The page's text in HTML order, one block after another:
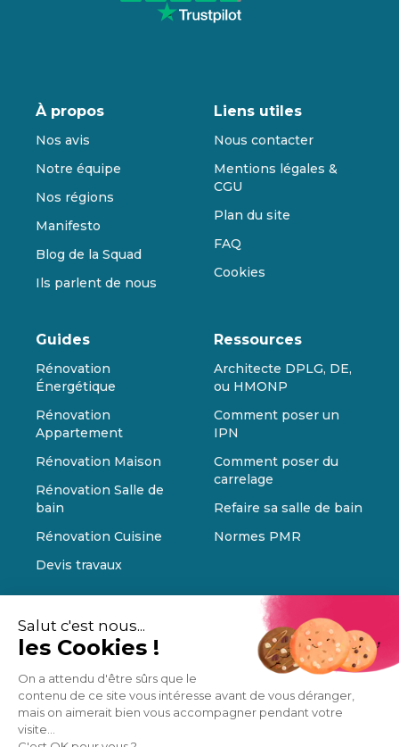
Salut c'est nous...
les Cookies !
On a attendu d'être sûrs que le
contenu de ce site vous intéresse avant de vous déranger,
mais on aimerait bien vous accompagner pendant votre
visite...
À propos
Nos avis
Notre équipe
Nos régions
Manifesto
Blog de la Squad
Ils parlent de nous
Liens utiles
Nous contacter
Mentions légales &
CGU
Plan du site
FAQ
Cookies
Guides
Rénovation
Énergétique
Rénovation
Appartement
Rénovation Maison
Rénovation Salle de
bain
Rénovation Cuisine
Devis travaux
Ressources
Architecte DPLG, DE,
ou HMONP
Comment poser un
IPN
Comment poser du
carrelage
Refaire sa salle de bain
Normes PMR